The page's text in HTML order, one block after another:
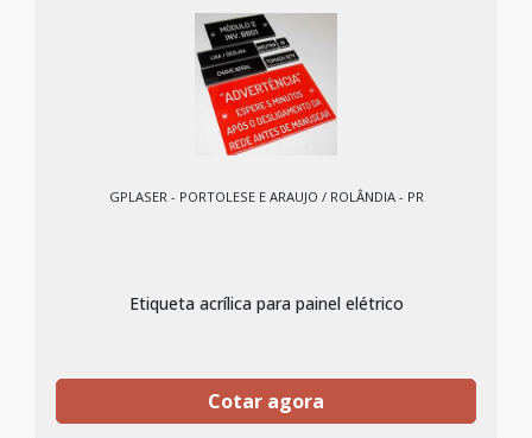
GPLASER - PORTOLESE E ARAUJO / ROLÂNDIA - PR
Etiqueta acrílica para painel elétrico
Cotar agora